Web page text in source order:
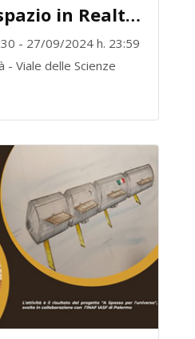
in Realtà
- 27/09/2024 h. 23:59
- Viale delle Scienze